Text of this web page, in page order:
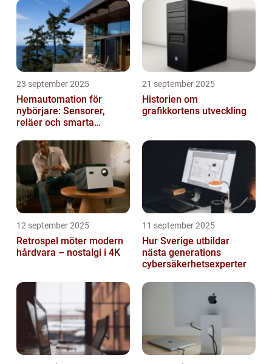
23 september 2025
Hemautomation för
nybörjare: Sensorer,
reläer och smarta
21 september 2025
Historien om
grafikkortens utveckling
12 september 2025
Retrospel möter modern
hårdvara – nostalgi i 4K
11 september 2025
Hur Sverige utbildar
nästa generations
cybersäkerhetsexperter